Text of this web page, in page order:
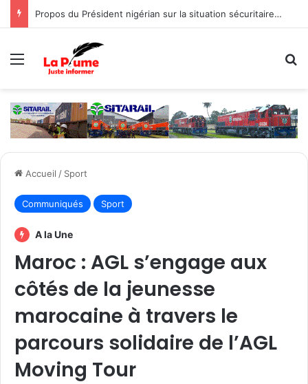
Propos du Président nigérian sur la situation sécuritaire dans l’AES : le Burkina Faso, le Mali et le Niger expriment leur profond regret
Menu
Accueil / Sport
Communiqués Sport
A la Une
Maroc : AGL s’engage aux
côtés de la jeunesse
marocaine à travers le
parcours solidaire de l’AGL
Moving Tour